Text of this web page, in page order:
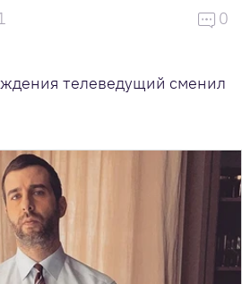
0
телеведущий сменил